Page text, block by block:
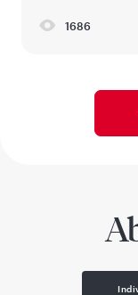
1686